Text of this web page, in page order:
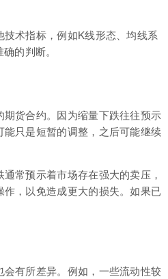
术指标，例如K线形态、均线系
的判断。
货合约。因为缩量下跌往往预示
只是短暂的调整，之后可能继续
常预示着市场存在强大的卖压，
，以免造成更大的损失。如果已
有所差异。例如，一些流动性较